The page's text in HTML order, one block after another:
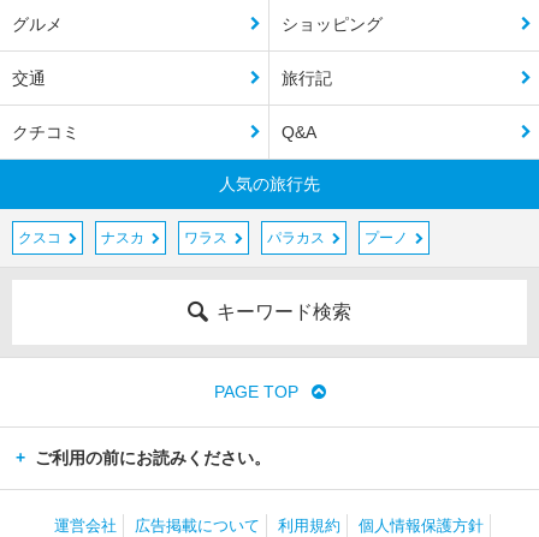
グルメ ショッピング
交通 旅行記
クチコミ Q&A
人気の旅行先
クスコ ナスカ ワラス パラカス プーノ
キーワード検索
PAGE TOP
ご利用の前にお読みください。
運営会社 広告掲載について 利用規約 個人情報保護方針